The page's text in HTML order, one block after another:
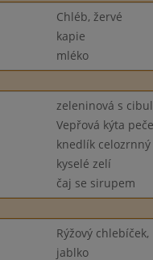
Chléb, žervé
kapie
mléko
zeleninová s
Vepřová kýta
knedlík celozrnný
kyselé zelí
čaj se sirupem
Rýžový
jablko